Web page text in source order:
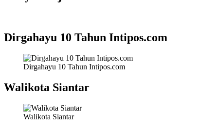
Dirgahayu 10 Tahun Intipos.com
Dirgahayu 10 Tahun Intipos.com
Walikota Siantar
Walikota Siantar